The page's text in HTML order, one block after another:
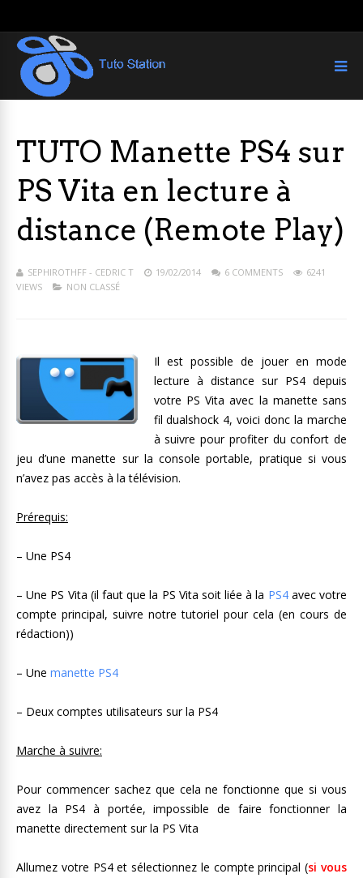
TUTO Manette PS4 sur
PS Vita en lecture à
distance (Remote Play)
SEPHIROTHFF - CEDRIC T 19/02/2014 6 COMMENTS
6241
VIEWS
NON CLASSÉ
Il est possible de jouer en mode
lecture à distance sur PS4 depuis
votre PS Vita avec la manette sans
fil dualshock 4, voici donc la marche
à suivre pour profiter du confort de
jeu d’une manette sur la console portable, pratique si vous
n’avez pas accès à la télévision.
Prérequis:
– Une PS4
– Une PS Vita (il faut que la PS Vita soit liée à la PS4avec votre
compte principal, suivre notre tutoriel pour cela (en cours de
rédaction))
– Une manette PS4
– Deux comptes utilisateurs sur la PS4
Marche à suivre:
Pour commencer sachez que cela ne fonctionne que si vous
avez la PS4 à portée, impossible de faire fonctionner la
manette directement sur la PS Vita
Allumez votre PS4 et sélectionnez le compte principal (si vous